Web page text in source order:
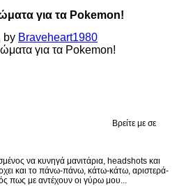
για τα Pokemon!
by Braveheart1980
Βρείτε με σε
να κυνηγά μανιτάρια, headshots και
και το πάνω-πάνω, κάτω-κάτω, αριστερά-
πως με αντέχουν οι γύρω μου...